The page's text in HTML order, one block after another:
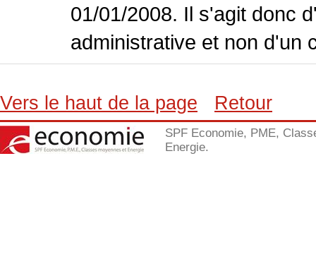
01/01/2008. Il s'agit donc
administrative et non d'un
Vers le haut de la page Retour
SPF Economie, PME,
Energie.